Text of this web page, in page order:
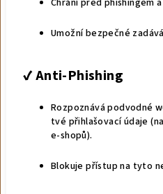
Chrání před phishingem
Umožní bezpečné
✔️Anti-Phishing
Rozpoznává podvodné
tvé přihlašovací údaje
e-shopů).
Blokuje přístup na tyto